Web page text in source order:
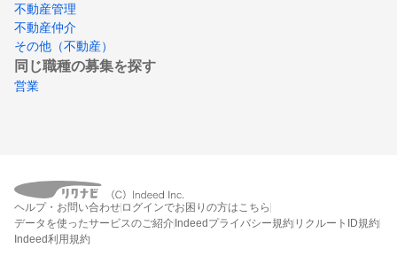
不動産管理
不動産仲介
その他（不動産）
同じ職種の募集を探す
営業
ヘルプ・お問い合わせ ログインでお困りの方はこちら
データを使ったサービスのご紹介Indeedプライバシー規約 リクルートID規約
Indeed利用規約